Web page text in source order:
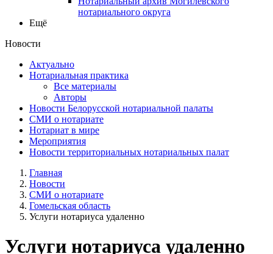
нотариального округа
Ещё
Новости
Актуально
Нотариальная практика
Все материалы
Авторы
Новости Белорусской нотариальной палаты
СМИ о нотариате
Нотариат в мире
Мероприятия
Новости территориальных нотариальных палат
Главная
Новости
СМИ о нотариате
Гомельская область
Услуги нотариуса удаленно
Услуги нотариуса удаленно